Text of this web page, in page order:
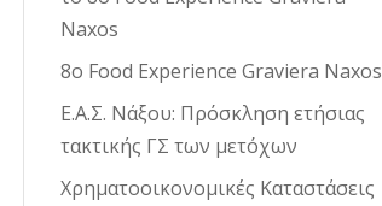
Naxos
8ο Food Experience Graviera Naxos
Ε.Α.Σ. Νάξου: Πρόσκληση ετήσιας
τακτικής ΓΣ των μετόχων
Χρηματοοικονομικές Καταστάσεις